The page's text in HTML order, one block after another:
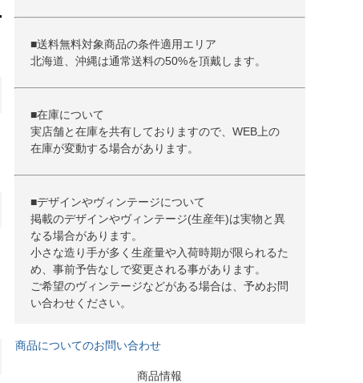
■送料無料対象商品の条件適用エリア
北海道、沖縄は通常送料の50%を頂戴します。
■在庫について
実店舗と在庫を共有しておりますので、WEB上の
在庫が変動する場合があります。
■デザインやヴィンテージについて
掲載のデザインやヴィンテージ(生産年)は実物と異
なる場合があります。
小さな造り手が多く生産量や入荷時期が限られるた
め、事前予告なしで変更される事があります。
ご希望のヴィンテージなどがある場合は、予めお問
い合わせください。
商品についてのお問い合わせ
商品情報